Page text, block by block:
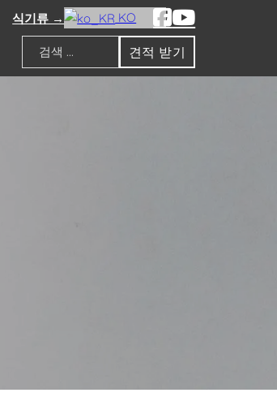
식기류 → KO
검색
견적 받기